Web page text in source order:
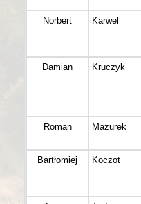
Norbert Karwel
Damian Kruczyk
Roman Mazurek
Bartłomiej Koczot